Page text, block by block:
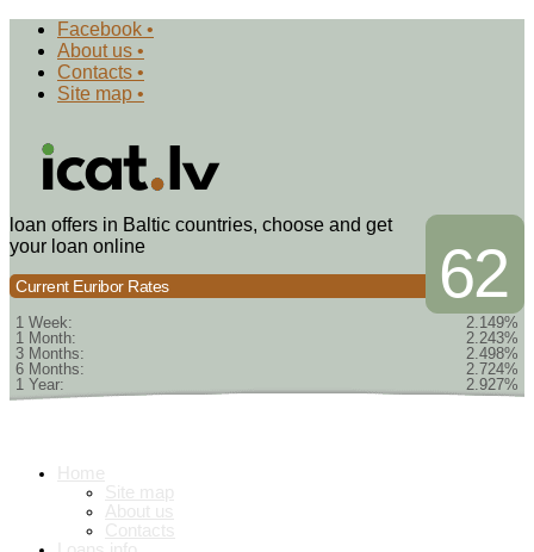
Facebook •
About us •
Contacts •
Site map •
62
loan offers in Baltic countries, choose and get
your loan online
Current Euribor Rates
1 Week:
2.149%
1 Month:
2.243%
3 Months:
2.498%
6 Months:
2.724%
1 Year:
2.927%